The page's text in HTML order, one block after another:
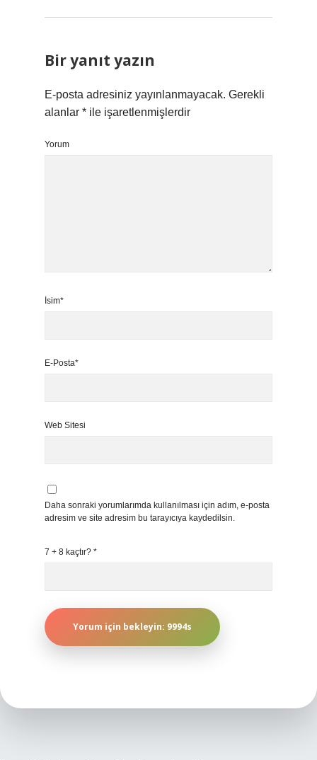
Bir yanıt yazın
E-posta adresiniz yayınlanmayacak. Gerekli
alanlar * ile işaretlenmişlerdir
Yorum
İsim*
E-Posta*
Web Sitesi
Daha sonraki yorumlarımda kullanılması için adım, e-posta
adresim ve site adresim bu tarayıcıya kaydedilsin.
7 + 8 kaçtır? *